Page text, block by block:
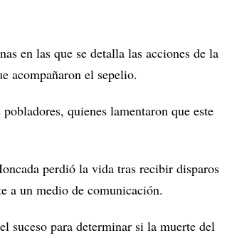
en las que se detalla las acciones de la
acompañaron el sepelio.
quienes lamentaron que este
perdió la vida tras recibir disparos
a un medio de comunicación.
suceso para determinar si la muerte del